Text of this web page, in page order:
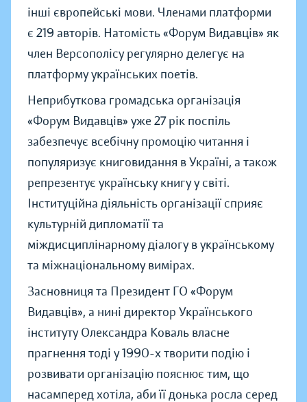
інші європейські мови. Членами платформи
є 219 авторів. Натомість «Форум Видавців» як
член Версополісу регулярно делегує на
платформу українських поетів.
Неприбуткова громадська організація
«Форум Видавців» уже 27 рік поспіль
забезпечує всебічну промоцію читання і
популяризує книговидання в Україні, а також
репрезентує українську книгу у світі.
Інституційна діяльність організації сприяє
культурній дипломатії та
міждисциплінарному діалогу в українському
та міжнаціональному вимірах.
Засновниця та Президент ГО «Форум
Видавців», а нині директор Українського
інституту Олександра Коваль власне
прагнення тоді у 1990-х творити подію і
розвивати організацію пояснює тим, що
насамперед хотіла, аби її донька росла серед